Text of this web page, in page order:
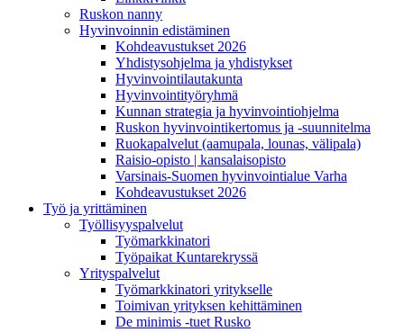
Ruskon nanny
Hyvinvoinnin edistäminen
Kohdeavustukset 2026
Yhdistysohjelma ja yhdistykset
Hyvinvointilautakunta
Hyvinvointityöryhmä
Kunnan strategia ja hyvinvointiohjelma
Ruskon hyvinvointikertomus ja -suunnitelma
Ruokapalvelut (aamupala, lounas, välipala)
Raisio-opisto | kansalaisopisto
Varsinais-Suomen hyvinvointialue Varha
Kohdeavustukset 2026
Työ ja yrittäminen
Työllisyyspalvelut
Työmarkkinatori
Työpaikat Kuntarekryssä
Yrityspalvelut
Työmarkkinatori yritykselle
Toimivan yrityksen kehittäminen
De minimis -tuet Rusko